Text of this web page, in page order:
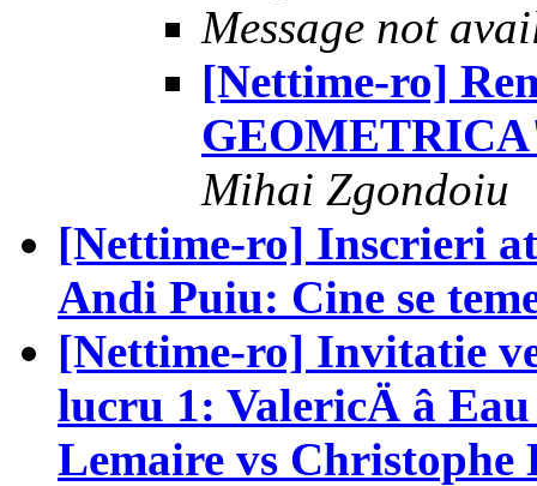
Message not
[Nettime-ro]
Mihai Zgondoiu
[Nettime-ro] Inscrieri
Andi Puiu: Cine se
[Nettime-ro] Invitatie
lucru 1: ValericÄ â
Lemaire vs Christophe